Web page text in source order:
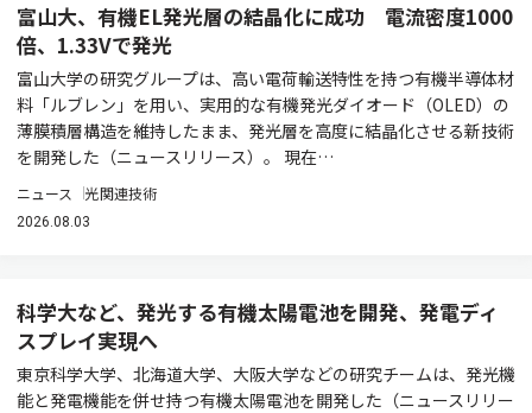
富山大、有機EL発光層の結晶化に成功 電流密度1000
倍、1.33Vで発光
富山大学の研究グループは、高い電荷輸送特性を持つ有機半導体材
料「ルブレン」を用い、実用的な有機発光ダイオード（OLED）の
薄膜積層構造を維持したまま、発光層を高度に結晶化させる新技術
を開発した（ニュースリリース）。 現在…
ニュース 光関連技術
2026.08.03
科学大など、発光する有機太陽電池を開発、発電ディ
スプレイ実現へ
東京科学大学、北海道大学、大阪大学などの研究チームは、発光機
能と発電機能を併せ持つ有機太陽電池を開発した（ニュースリリー